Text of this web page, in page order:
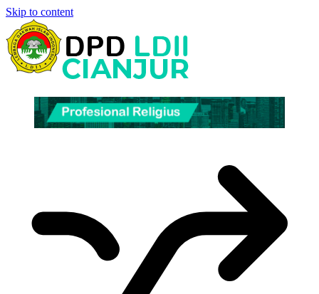
Skip to content